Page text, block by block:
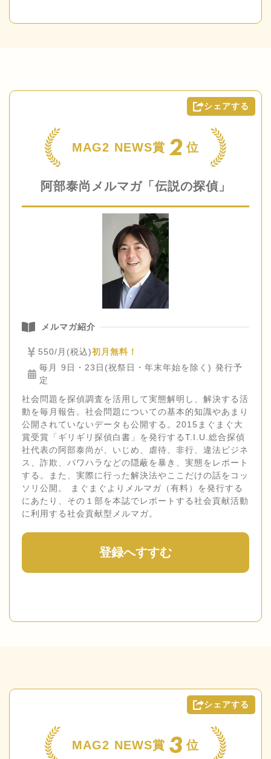
シェアする
MAG2 NEWS賞 2 位
阿部泰尚メルマガ「伝説の探偵」
メルマガ紹介
550/月(税込)初月無料！
毎月 9日・23日(祝祭日・年末年始を除く) 発行予
定
社会問題を探偵調査を活用して実態解明し、解決する活
動を毎月報告。社会問題についての基本的知識やあまり
公開されていないデータも公開する。2015まぐまぐ大
賞受賞「ギリギリ探偵白書」を発行するT.I.U.総合探偵
社代表の阿部泰尚が、いじめ、虐待、非行、違法ビジネ
ス、詐欺、パワハラなどの隠蔽を暴き、実態をレポート
する。また、実際に行った解決法やここだけの話をコッ
ソリ公開。 まぐまぐよりメルマガ（有料）を発行する
にあたり、その１部を本誌でレポートする社会貢献活動
に利用する社会貢献型メルマガ。
登録へすすむ
シェアする
MAG2 NEWS賞 3 位